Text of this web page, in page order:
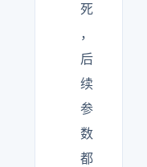
死
，
后
续
参
数
都